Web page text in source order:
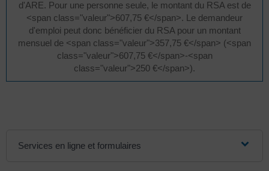
d'ARE. Pour une personne seule, le montant du RSA est de
<span class="valeur">607,75 €</span>. Le demandeur
d'emploi peut donc bénéficier du RSA pour un montant
mensuel de <span class="valeur">357,75 €</span> (<span
class="valeur">607,75 €</span>-<span
class="valeur">250 €</span>).
Services en ligne et formulaires